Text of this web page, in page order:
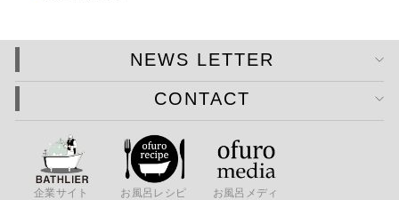
NEWS LETTER
CONTACT
企業サイト お風呂レシピ
お風呂メディ